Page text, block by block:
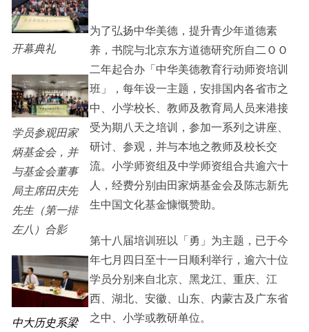
新亚影集
影片库
Staff Engagement
Alumni Connections
开幕典礼
学员参观田家
炳基金会，并
与基金会董事
局主席田庆先
先生（第一排
左八）合影
中大历史系梁
为了弘扬中华美德，提升青少年道德素
养，书院与北京东方道德研究所自二ＯＯ
二年起合办「中华美德教育行动师资培训
班」，每年设一主题，安排国内各省市之
中、小学校长、教师及教育局人员来港接
受为期八天之培训，参加一系列之讲座、
研讨、参观，并与本地之教师及校长交
流。小学师资组及中学师资组合共逾六十
人，经费分别由田家炳基金会及陈志新先
生中国文化基金慷慨赞助。
第十八届培训班以「勇」为主题，已于今
年七月四日至十一日顺利举行，逾六十位
学员分别来自北京、黑龙江、重庆、江
西、湖北、安徽、山东、内蒙古及广东省
之中、小学或教研单位。